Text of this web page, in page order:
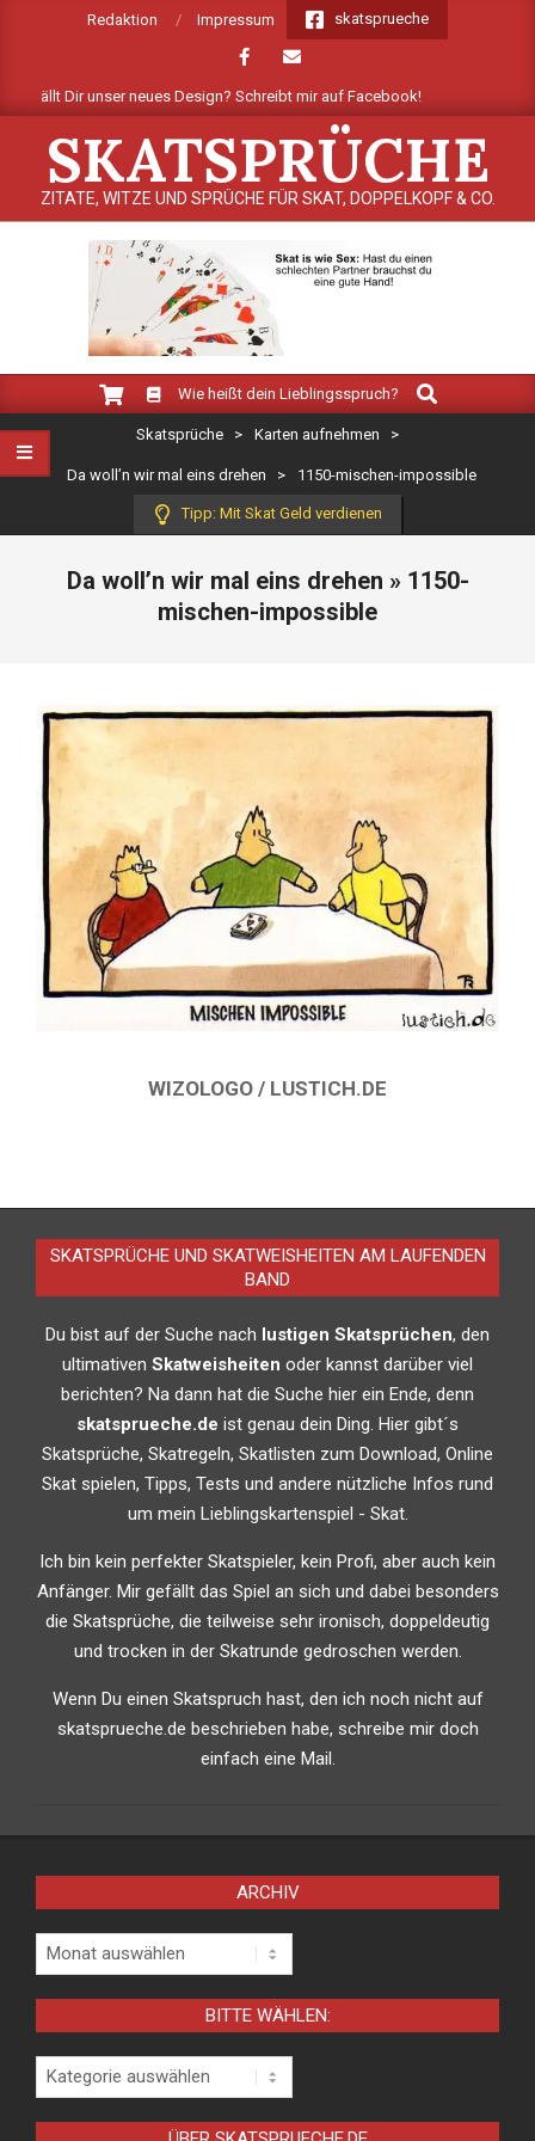
Redaktion Impressum skatsprueche
gefällt Dir unser neues Design? Schreibt mir auf Facebook!
SKATSPRÜCHE
ZITATE, WITZE UND SPRÜCHE FÜR SKAT, DOPPELKOPF & CO.
Navigation
Menu
Wie heißt dein Lieblingsspruch?
Search
Skatsprüche > Karten aufnehmen >
Da woll’n wir mal eins drehen > 1150-mischen-impossible
Tipp: Mit Skat Geld verdienen
Da woll’n wir mal eins drehen » 1150-
mischen-impossible
WIZOLOGO / LUSTICH.DE
06-
SKATSPRÜCHE UND SKATWEISHEITEN AM LAUFENDEN
BAND
Du bist auf der Suche nach lustigen Skatsprüchen, den
ultimativen Skatweisheiten oder kannst darüber viel
berichten? Na dann hat die Suche hier ein Ende, denn
skatsprueche.de ist genau dein Ding. Hier gibt´s
Skatsprüche, Skatregeln, Skatlisten zum Download, Online
Skat spielen, Tipps, Tests und andere nützliche Infos rund
um mein Lieblingskartenspiel - Skat.
Ich bin kein perfekter Skatspieler, kein Profi, aber auch kein
Anfänger. Mir gefällt das Spiel an sich und dabei besonders
die Skatsprüche, die teilweise sehr ironisch, doppeldeutig
und trocken in der Skatrunde gedroschen werden.
Wenn Du einen Skatspruch hast, den ich noch nicht auf
skatsprueche.de beschrieben habe, schreibe mir doch
einfach eine Mail.
ARCHIV
Archiv
BITTE WÄHLEN:
Bitte
wählen: